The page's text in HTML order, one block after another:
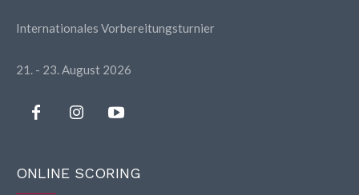
Internationales Vorbereitungsturnier
21. - 23. August 2026
ONLINE SCORING